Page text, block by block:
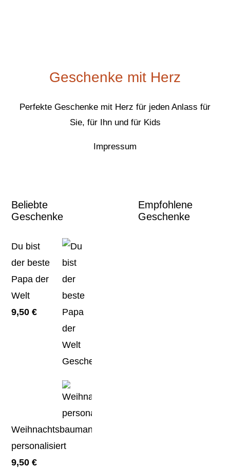
Geschenke mit Herz
Perfekte Geschenke mit Herz für jeden Anlass für
Sie, für Ihn und für Kids
Impressum
Beliebte
Geschenke
Du bist
der beste
Papa der
Welt
9,50€
Weihnachtsbaumanhänger
personalisiert
9,50€
Empfohlene
Geschenke